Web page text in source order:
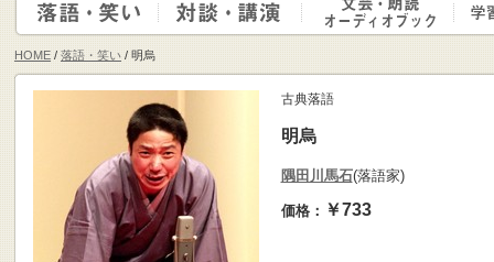
HOME / 落語・笑い / 明烏
古典落語
明烏
隅田川馬石(落語家)
価格： ￥733